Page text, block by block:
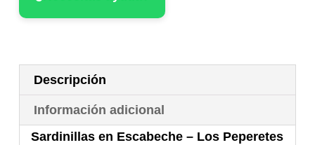
Descripción
Información adicional
Sardinillas en Escabeche – Los Peperetes